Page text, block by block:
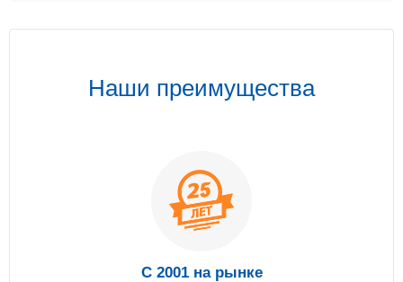
Наши преимущества
С 2001 на рынке